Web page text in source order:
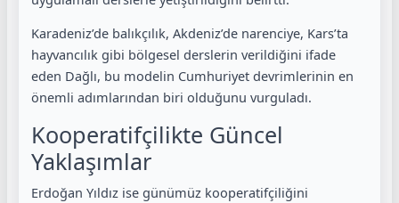
Karadeniz’de balıkçılık, Akdeniz’de narenciye, Kars’ta
hayvancılık gibi bölgesel derslerin verildiğini ifade
eden Dağlı, bu modelin Cumhuriyet devrimlerinin en
önemli adımlarından biri olduğunu vurguladı.
Kooperatifçilikte Güncel
Yaklaşımlar
Erdoğan Yıldız ise günümüz kooperatifçiliğini